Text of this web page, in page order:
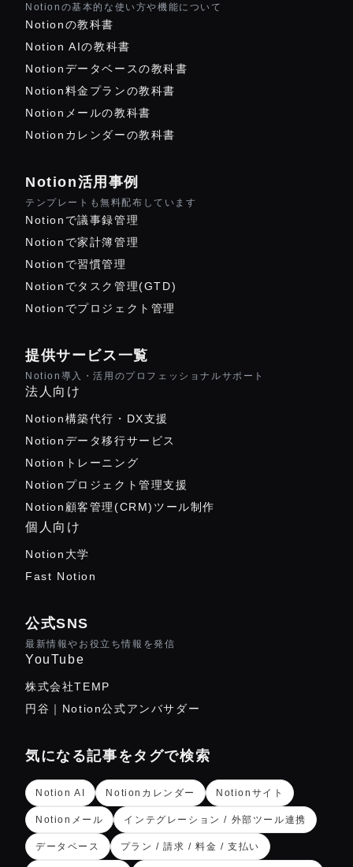
Notionの基本的な使い方や機能について
Notionの教科書
Notion AIの教科書
Notionデータベースの教科書
Notion料金プランの教科書
Notionメールの教科書
Notionカレンダーの教科書
Notion活用事例
テンプレートも無料配布しています
Notionで議事録管理
Notionで家計簿管理
Notionで習慣管理
Notionでタスク管理(GTD)
Notionでプロジェクト管理
提供サービス一覧
Notion導入・活用のプロフェッショナルサポート
法人向け
Notion構築代行・DX支援
Notionデータ移行サービス
Notionトレーニング
Notionプロジェクト管理支援
Notion顧客管理(CRM)ツール制作
個人向け
Notion大学
Fast Notion
公式SNS
最新情報やお役立ち情報を発信
YouTube
株式会社TEMP
円谷｜Notion公式アンバサダー
気になる記事をタグで検索
Notion AI Notionカレンダー Notionサイト
Notionメール インテグレーション / 外部ツール連携
データベース プラン / 請求 / 料金 / 支払い